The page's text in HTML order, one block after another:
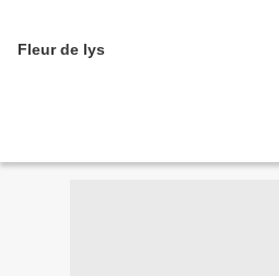
Fleur de lys